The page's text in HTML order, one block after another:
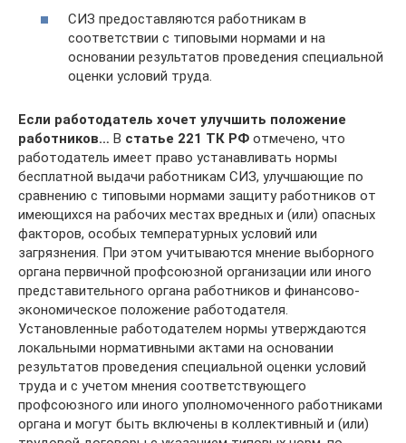
СИЗ предоставляются работникам в
соответствии с типовыми нормами и на
основании результатов проведения специальной
оценки условий труда.
Если работодатель хочет улучшить положение
работников… В статье 221 ТК РФ отмечено, что
работодатель имеет право устанавливать нормы
бесплатной выдачи работникам СИЗ, улучшающие по
сравнению с типовыми нормами защиту работников от
имеющихся на рабочих местах вредных и (или) опасных
факторов, особых температурных условий или
загрязнения. При этом учитываются мнение выборного
органа первичной профсоюзной организации или иного
представительного органа работников и финансово-
экономическое положение работодателя.
Установленные работодателем нормы утверждаются
локальными нормативными актами на основании
результатов проведения специальной оценки условий
труда и с учетом мнения соответствующего
профсоюзного или иного уполномоченного работниками
органа и могут быть включены в коллективный и (или)